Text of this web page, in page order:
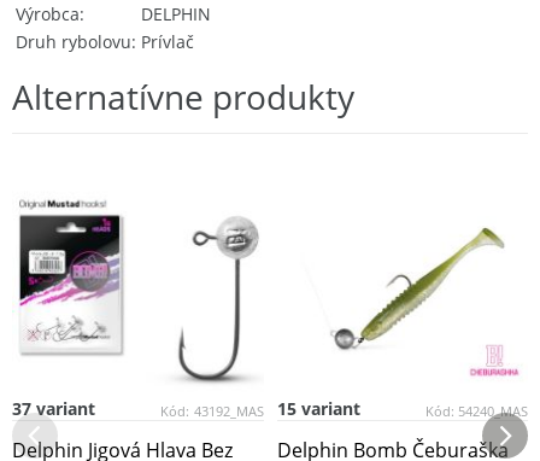
Výrobca
DELPHIN
Druh rybolovu Prívlač
Alternatívne produkty
Kód: 43192_MAS
37 variant
Delphin Jigová Hlava Bez
Kód: 54240_MAS
15 variant
Delphin Bomb Čeburaška